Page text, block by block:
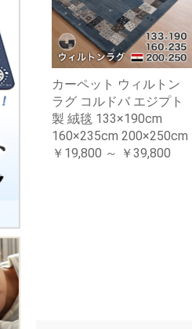
カーペット ウィルトン
ラグ コルドバ エジプト
製 絨毯 133×190cm
160×235cm 200×250cm
￥19,800 ～ ￥39,800